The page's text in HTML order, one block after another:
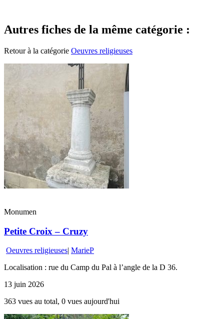
Autres fiches de la même catégorie :
Retour à la catégorie Oeuvres religieuses
Monumen
Petite Croix – Cruzy
Oeuvres religieuses| MarieP
Localisation : rue du Camp du Pal à l’angle de la D 36.
13 juin 2026
363 vues au total, 0 vues aujourd'hui